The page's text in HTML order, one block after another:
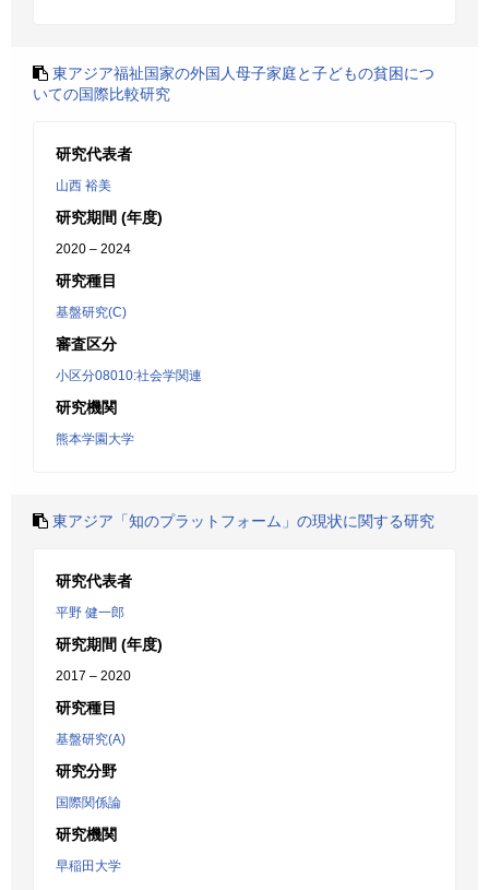
東アジア福祉国家の外国人母子家庭と子どもの貧困につ
いての国際比較研究
研究代表者
山西 裕美
研究期間 (年度)
2020 – 2024
研究種目
基盤研究(C)
審査区分
小区分08010:社会学関連
研究機関
熊本学園大学
東アジア「知のプラットフォーム」の現状に関する研究
研究代表者
平野 健一郎
研究期間 (年度)
2017 – 2020
研究種目
基盤研究(A)
研究分野
国際関係論
研究機関
早稲田大学